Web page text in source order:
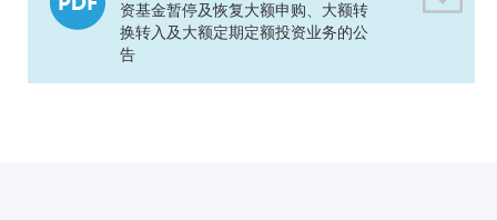
资基金暂停及恢复大额申购、大额转
换转入及大额定期定额投资业务的公
告